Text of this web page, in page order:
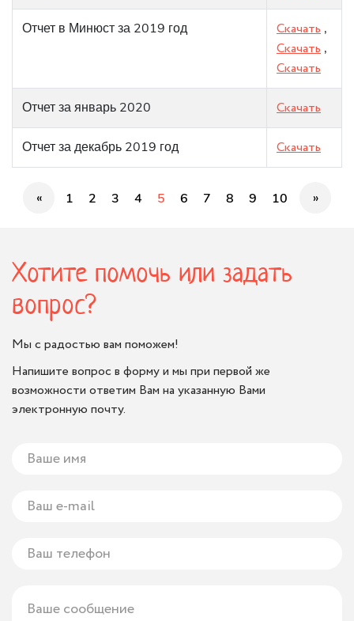
Отчет в Минюст за 2019 год Скачать ,
Скачать ,
Скачать
Отчет за январь 2020 Скачать
Отчет за декабрь 2019 год Скачать
« 1 2 3 4 5 6 7 8 9 10 »
Хотите помочь или задать
вопрос?
Мы с радостью вам поможем!
Напишите вопрос в форму и мы при первой же
возможности ответим Вам на указанную Вами
электронную почту.